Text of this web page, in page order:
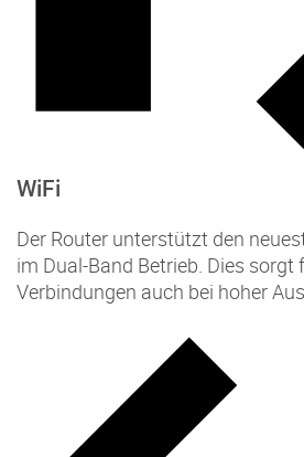
WiFi
Der Router unterstützt den
im Dual-Band Betrieb. Dies sorgt
Verbindungen auch bei hoher